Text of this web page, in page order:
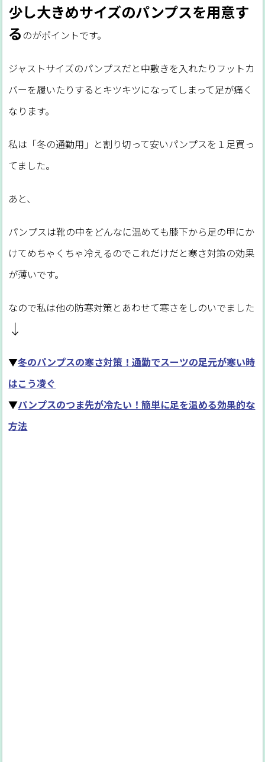
少し大きめサイズのパンプスを用意す
る のがポイントです。
ジャストサイズのパンプスだと中敷きを入れたりフットカ
バーを履いたりするとキツキツになってしまって足が痛く
なります。
私は「冬の通勤用」と割り切って安いパンプスを１足買っ
てました。
あと、
パンプスは靴の中をどんなに温めても膝下から足の甲にか
けてめちゃくちゃ冷えるのでこれだけだと寒さ対策の効果
が薄いです。
なので私は他の防寒対策とあわせて寒さをしのいでました
↓
▼冬のパンプスの寒さ対策！通勤でスーツの足元が寒い時
はこう凌ぐ
▼パンプスのつま先が冷たい！簡単に足を温める効果的な
方法